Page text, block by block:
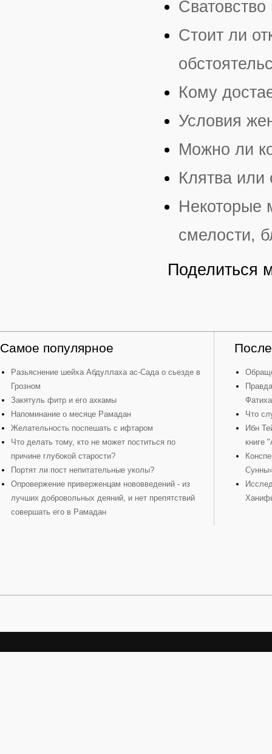
Стоит ли
Кому
Условия
Можно ли
Клятва
Некоторые
смелости,
Поделиться
Самое популярное
Разьяснение шейха Абдуллаха ас-Сада о сьезде в
Грозном
Закятуль фитр и его ахкамы
Напоминание о месяце Рамадан
Желательность поспешать с ифтаром
Что делать тому, кто не может поститься по
причине глубокой старости?
Портят ли пост непитательные уколы?
Опровержение приверженцам нововведений - из
лучших добровольных деяний, и нет препятствий
совершать его в Рамадан
Что
Ибн
книге